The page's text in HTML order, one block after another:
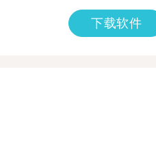
下载软件